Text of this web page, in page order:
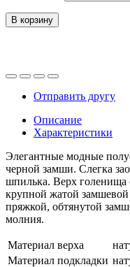
В корзину
Отправить другу
Описание
Характеристики
Элегантные модные
черной замши. Слегка
шпилька. Верх голенища
крупной жатой
пряжкой, обтянутой
молния.
Материал верха
Материал подкладки